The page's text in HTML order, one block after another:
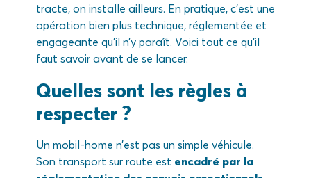
tracte, on installe ailleurs. En pratique, c’est une
opération bien plus technique, réglementée et
engageante qu’il n’y paraît. Voici tout ce qu’il
faut savoir avant de se lancer.
Quelles sont les règles à
respecter ?
Un mobil-home n’est pas un simple véhicule.
Son transport sur route est encadré par la